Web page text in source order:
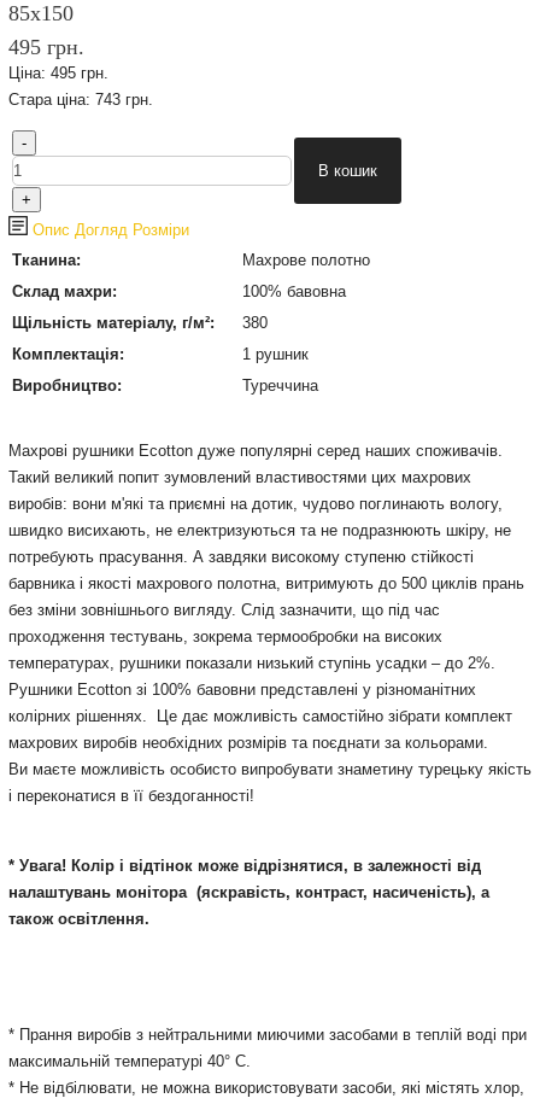
85x150
495 грн.
Ціна: 495 грн.
Стара ціна: 743 грн.
Опис Догляд Розміри
Тканина:
Махрове полотно
Склад махри:
100% бавовна
Щільність матеріалу, г/м²:
380
Комплектація:
1 рушник
Виробництво:
Туреччина
Махрові рушники Ecotton дуже популярні серед наших споживачів.
Такий великий попит зумовлений властивостями цих махрових
виробів: вони м'які та приємні на дотик, чудово поглинають вологу,
швидко висихають, не електризуються та не подразнюють шкіру, не
потребують прасування. А завдяки високому ступеню стійкості
барвника і якості махрового полотна, витримують до 500 циклів прань
без зміни зовнішнього вигляду. Слід зазначити, що під час
проходження тестувань, зокрема термообробки на високих
температурах, рушники показали низький ступінь усадки – до 2%.
Рушники Ecotton зі 100% бавовни представлені у різноманітних
колірних рішеннях. Це дає можливість самостійно зібрати комплект
махрових виробів необхідних розмірів та поєднати за кольорами.
Ви маєте можливість особисто випробувати знаметину турецьку якість
і переконатися в її бездоганності!
* Увага! Колір і відтінок може відрізнятися, в залежності від
налаштувань монітора(яскравість, контраст, насиченість), а
також освітлення.
* Прання виробів з нейтральними миючими засобами в теплій воді при
максимальній температурі 40° С.
* Не відбілювати, не можна використовувати засоби, які містять хлор,